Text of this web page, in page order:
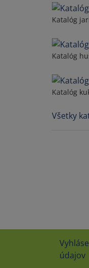
Katalóg
Katalóg
Katalóg
Všetky
údajov